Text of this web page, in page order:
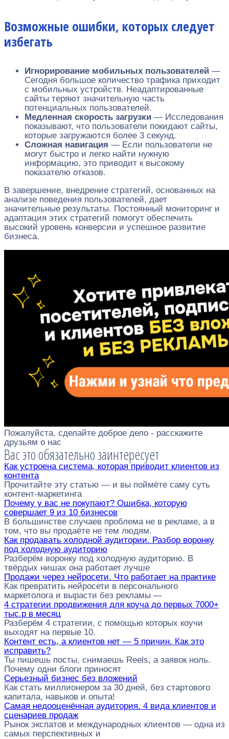
Возможные ошибки, которых следует
избегать
Игнорирование мобильных пользователей —
Сегодня большое количество трафика приходит
с мобильных устройств. Неадаптированные
сайты теряют значительную часть
потенциальных пользователей.
Медленная скорость загрузки — Исследования
показывают, что пользователи покидают сайты,
которые загружаются более 3 секунд.
Сложная навигация — Если пользователи не
могут быстро и легко найти нужную
информацию, это приводит к высокому
показателю отказов.
В завершение, внедрение стратегий, основанных на
анализе поведения пользователей, дает
значительные результаты. Постоянный мониторинг и
адаптация этих стратегий помогут обеспечить
высокий уровень конверсии и успешное развитие
бизнеса.
Пожалуйста, сделайте доброе дело - расскажите
друзьям о нас
Вас это обязательно заинтересует
Как устроена система, которая приводит клиентов из
контента
Прочитайте эту статью — и вы поймёте саму суть
контент-маркетинга
Почему у вас не покупают? Ошибка, которую
совершает 9 из 10 бизнесов
В большинстве случаев проблема не в рекламе, а в
том, что вы продаёте не тем людям.
Как продавать холодной аудитории. Разбор воронку
под холодную аудиторию
Разберём воронку под холодную аудиторию. В
твёрдых нишах она работает лучше
Продажи через нейросети. Что работает на практике
Как превратить нейросети в персонального
маркетолога и вырасти без рекламы —
4 стратегии продвижения для коуча до первых 7000+
тыс.р в месяц
Разберём 4 стратегии, с помощью которых коучи
выходят на первые 10.
Контент есть, а клиентов нет — 5 причин. Как это
исправить?
Ты пишешь посты, снимаешь Reels, а заявок ноль.
Почему одни блоги приносят
Серьезный бизнес без вложений
Как стать миллионером за 30 дней, без стартового
капитала, навыков и опыта!
Самая недооценённая аудитория. 4 вида клиентов и
сценариев продаж
Рынок экспатов и международных клиентов — одна из
самых перспективных и